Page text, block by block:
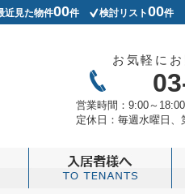
近見た物件00件 検討リスト00件
お気軽に
営業時間： 9:00～18:00
定休日： 毎週水曜日、